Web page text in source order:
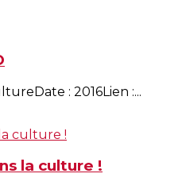
: 2016Lien :...
la culture !